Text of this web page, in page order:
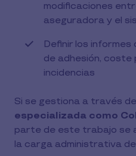
modificaciones
aseguradora y el
Definir los
de adhesión, coste
incidencias
Si se gestiona a través
especializada como
parte de este trabajo se
la carga administrativa